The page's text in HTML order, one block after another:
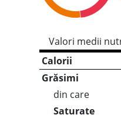
Valori medii
Calorii
Grăsimi
din care
Saturate